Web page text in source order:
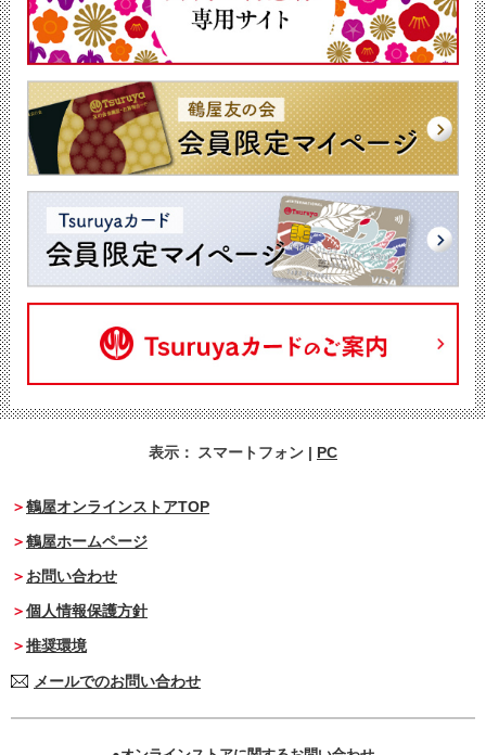
表示： スマートフォン | PC
鶴屋オンラインストアTOP
鶴屋ホームページ
お問い合わせ
個人情報保護方針
推奨環境
メールでのお問い合わせ